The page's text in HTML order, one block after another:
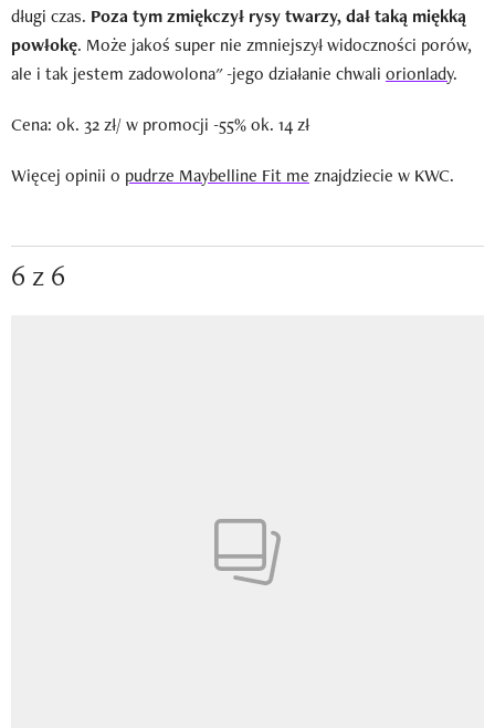
długi czas. Poza tym zmiękczył rysy twarzy, dał taką miękką
powłokę. Może jakoś super nie zmniejszył widoczności porów,
ale i tak jestem zadowolona" -jego działanie chwali orionlady.
Cena: ok. 32 zł/ w promocji -55% ok. 14 zł
Więcej opinii o pudrze Maybelline Fit me znajdziecie w KWC.
6 z 6